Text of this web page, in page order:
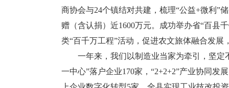
商协会与24个镇结对共建，梳理“公益+微利”
赠（含认捐）近1600万元。成功举办省“百县
类“百千万工程”活动，促进农文旅体融合发展
一年来，我们以制造业当家为牵引，坚定
一中心”落户企业170家，“2+2+2”产业协同发